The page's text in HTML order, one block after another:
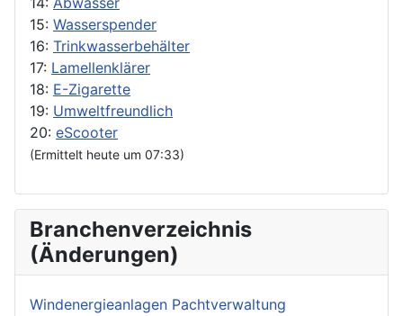
15: Wasserspender
16: Trinkwasserbehälter
17: Lamellenklärer
18: E-Zigarette
19: Umweltfreundlich
20: eScooter
(Ermittelt heute um 07:33)
Branchenverzeichnis
(Änderungen)
Windenergieanlagen Pachtverwaltung